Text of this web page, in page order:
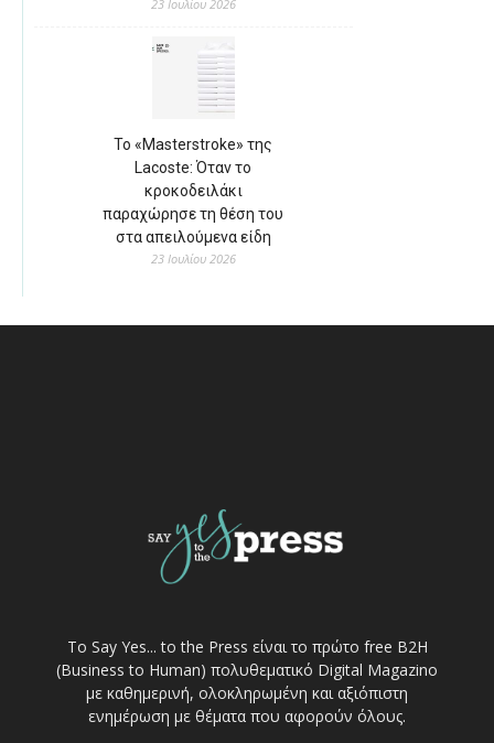
23 Ιουλίου 2026
Το «Masterstroke» της
Lacoste: Όταν το
κροκοδειλάκι
παραχώρησε τη θέση του
στα απειλούμενα είδη
23 Ιουλίου 2026
Το Say Yes... to the Press είναι το πρώτο free Β2Η
(Business to Human) πολυθεματικό Digital Magazino
με καθημερινή, ολοκληρωμένη και αξιόπιστη
ενημέρωση με θέματα που αφορούν όλους.